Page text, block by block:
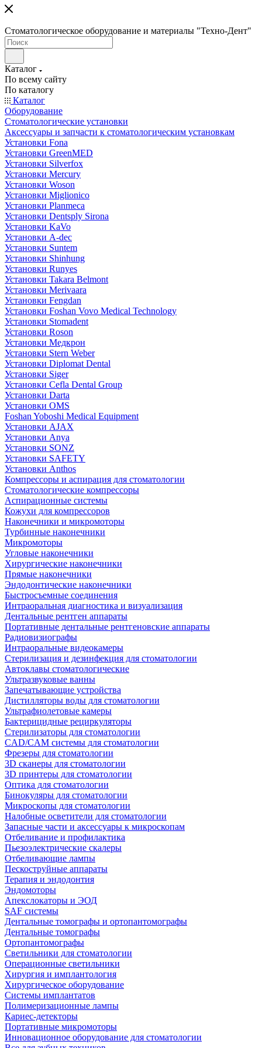
Стоматологическое оборудование и материалы "Техно-Дент"
Каталог
По всему сайту
По каталогу
Каталог
Оборудование
Стоматологические установки
Аксессуары и запчасти к стоматологическим установкам
Установки Fona
Установки GreenMED
Установки Silverfox
Установки Mercury
Установки Woson
Установки Miglionico
Установки Planmeca
Установки Dentsply Sirona
Установки KaVo
Установки A-dec
Установки Suntem
Установки Shinhung
Установки Runyes
Установки Takara Belmont
Установки Merivaara
Установки Fengdan
Установки Foshan Vovo Medical Technology
Установки Stomadent
Установки Roson
Установки Медкрон
Установки Stern Weber
Установки Diplomat Dental
Установки Siger
Установки Cefla Dental Group
Установки Darta
Установки OMS
Foshan Yoboshi Medical Equipment
Установки AJAX
Установки Anya
Установки SONZ
Установки SAFETY
Установки Anthos
Компрессоры и аспирация для стоматологии
Стоматологические компрессоры
Аспирационные системы
Кожухи для компрессоров
Наконечники и микромоторы
Турбинные наконечники
Микромоторы
Угловые наконечники
Хирургические наконечники
Прямые наконечники
Эндодонтические наконечники
Быстросъемные соединения
Интраоральная диагностика и визуализация
Дентальные рентген аппараты
Портативные дентальные рентгеновские аппараты
Радиовизиографы
Интраоральные видеокамеры
Стерилизация и дезинфекция для стоматологии
Автоклавы стоматологические
Ультразвуковые ванны
Запечатывающие устройства
Дистилляторы воды для стоматологии
Ультрафиолетовые камеры
Бактерицидные рециркуляторы
Стерилизаторы для стоматологии
CAD/CAM системы для стоматологии
Фрезеры для стоматологии
3D cканеры для стоматологии
3D принтеры для стоматологии
Оптика для стоматологии
Бинокуляры для стоматологии
Микроскопы для стоматологии
Налобные осветители для стоматологии
Запасные части и аксессуары к микроскопам
Отбеливание и профилактика
Пьезоэлектрические скалеры
Отбеливающие лампы
Пескоструйные аппараты
Терапия и эндодонтия
Эндомоторы
Апекслокаторы и ЭОД
SAF системы
Дентальные томографы и ортопантомографы
Дентальные томографы
Ортопантомографы
Светильники для стоматологии
Операционные светильники
Хирургия и имплантология
Хирургическое оборудование
Системы имплантатов
Полимеризационные лампы
Кариес-детекторы
Портативные микромоторы
Инновационное оборудование для стоматологии